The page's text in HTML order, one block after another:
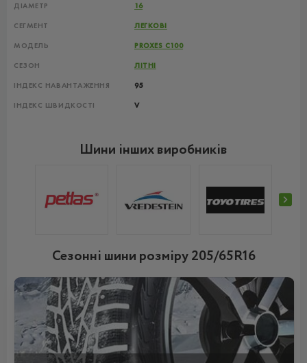
ДІАМЕТР 16
СЕГМЕНТ ЛЕГКОВІ
МОДЕЛЬ PROXES C100
СЕЗОН ЛІТНІ
ІНДЕКС НАВАНТАЖЕННЯ 95
ІНДЕКС ШВИДКОСТІ V
Шини інших виробників
Сезонні шини розміру 205/65R16